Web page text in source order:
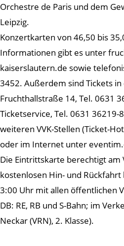
Orchestre de Paris und dem
Leipzig.
Konzertkarten von 46,50 bis
Informationen gibt es unter
kaiserslautern.de sowie
3452. Außerdem sind Tickets
Fruchthallstraße 14, Tel. 0631
Ticketservice, Tel. 0631 36219-
weiteren VVK-Stellen (Ticket-
oder im Internet unter
Die Eintrittskarte berechtigt am
kostenlosen Hin- und Rückfahrt
3:00 Uhr mit allen öffentlichen
DB: RE, RB und S-Bahn; im
Neckar (VRN), 2. Klasse).